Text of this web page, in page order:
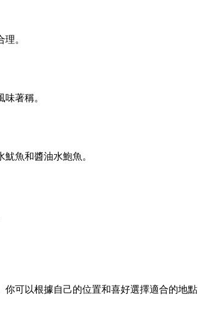
。
著稱。
魚和醬油水鮑魚。
可以根據自己的位置和喜好選擇適合的地點